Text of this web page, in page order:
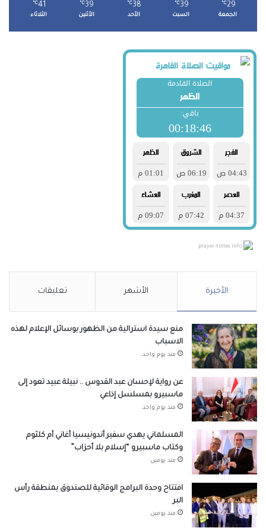
29
℃
الجمعة
39
℃
السبت
38
℃
الأحد
39
℃
الأثنين
41
℃
الثلاثاء
prayer-times.info
الأخيرة الأشهر تعليقات
منع سيدة استرالية من الظهور بوسائل الإعلام لهذه
الاسباب
منذ يوم واحد
عن رواية لإحسان عبد القدوس .. نبيلة عبيد تعود إلى
ماسبيرو بمسلسل إذاعي
منذ يوم واحد
المسلماني يهدي سفير أندونيسيا أغاني أم كلثوم
وكتاب ماسبيرو “إسلام بلا أحزاب”
منذ يومين
افتتاح وحدة البرامج الوقائية للصندوق بمنطقة رأس
البر
منذ يومين